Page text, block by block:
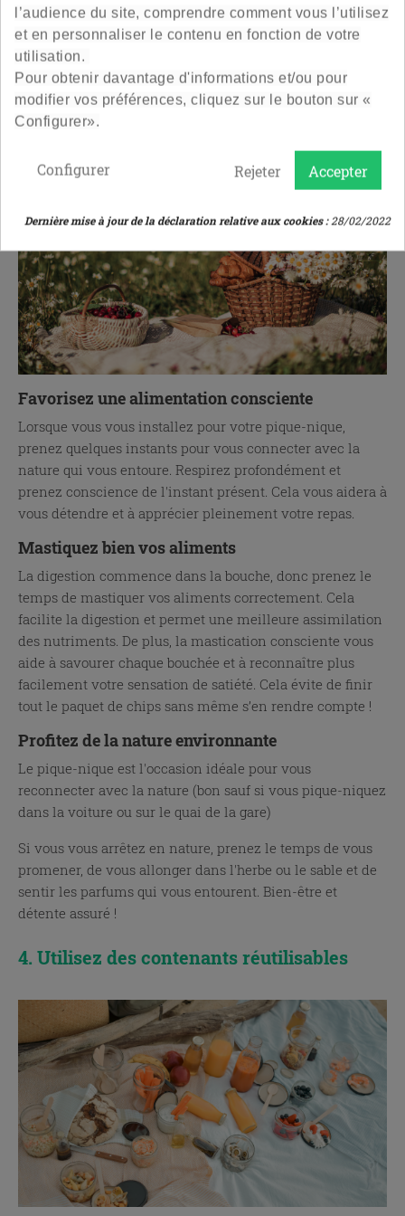
puisse être tentant lors d'un pique-nique, il est important
de limiter sa consommation car l'alcool déshydrate le
corps qui a un grand besoin d’hydratation quand il fait
chaud.
3. Prenez le temps
Favorisez une alimentation consciente
Lorsque vous vous installez pour votre pique-nique,
prenez quelques instants pour vous connecter avec la
nature qui vous entoure. Respirez profondément et
prenez conscience de l'instant présent. Cela vous aidera à
vous détendre et à apprécier pleinement votre repas.
Mastiquez bien vos aliments
La digestion commence dans la bouche, donc prenez le
temps de mastiquer vos aliments correctement. Cela
facilite la digestion et permet une meilleure assimilation
des nutriments. De plus, la mastication consciente vous
aide à savourer chaque bouchée et à reconnaître plus
facilement votre sensation de satiété. Cela évite de finir
tout le paquet de chips sans même s’en rendre compte !
Profitez de la nature environnante
Le pique-nique est l'occasion idéale pour vous
reconnecter avec la nature (bon sauf si vous pique-niquez
dans la voiture ou sur le quai de la gare)
Si vous vous arrêtez en nature, prenez le temps de vous
promener, de vous allonger dans l'herbe ou le sable et de
sentir les parfums qui vous entourent. Bien-être et
détente assuré !
4. Utilisez des contenants réutilisables
l’audience du site, comprendre comment vous l’utilisez
et en personnaliser le contenu en fonction de votre
utilisation.
Pour obtenir davantage d'informations et/ou pour
modifier vos préférences, cliquez sur le bouton sur «
Configurer».
Accepter
Rejeter
Configurer
Dernière mise à jour de la déclaration relative aux cookies :28/02/2022